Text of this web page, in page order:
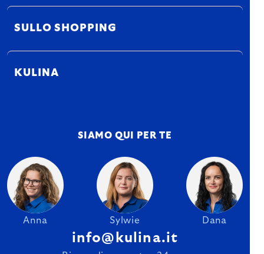
SULLO SHOPPING
KULINA
SIAMO QUI PER TE
Anna Sylwie Dana
info@kulina.it